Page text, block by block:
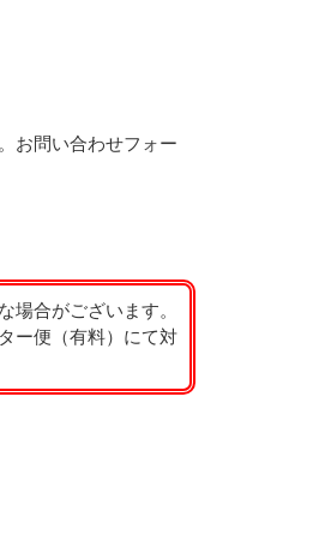
お問い合わせフォー
場合がございます。
ー便（有料）にて対